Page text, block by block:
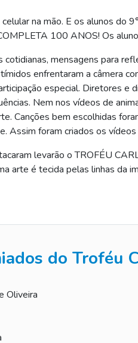
na mão. E os alunos do
100 ANOS! Os
cotidianas, mensagens para
enfrentaram a câmera
especial. Diretores e
Nem nos vídeos de
Canções bem escolhidas
Assim foram criados os
levarão o TROFÉU
arte é tecida pelas linhas da
do Troféu
Oliveira